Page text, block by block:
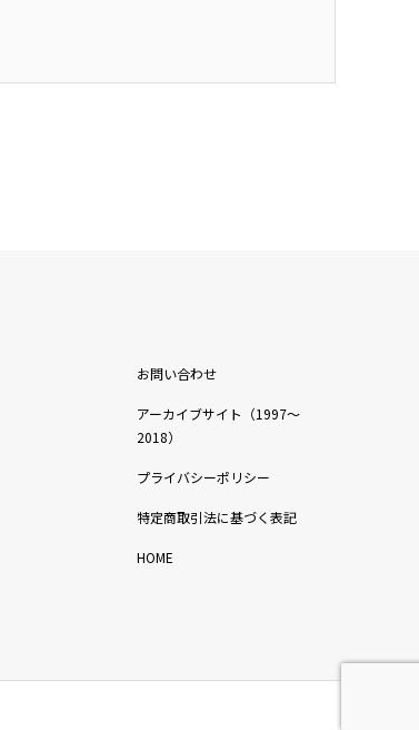
お問い合わせ
アーカイブサイト（1997〜
2018）
プライバシーポリシー
特定商取引法に基づく表記
HOME